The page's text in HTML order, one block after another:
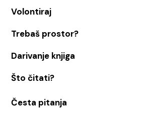
Volontiraj
Trebaš prostor?
Darivanje knjiga
Što čitati?
Česta pitanja